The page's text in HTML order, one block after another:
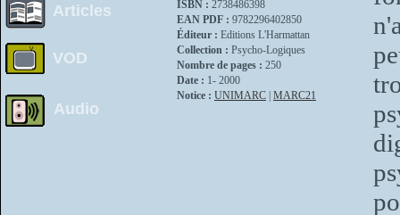
Articles
VOD
Audio
ISBN : 2738486398
EAN PDF : 9782296402850
Éditeur : Editions L'Harmattan
Collection : Psycho-Logiques
Nombre de pages : 250
Date : 1- 2000
Notice : UNIMARC MARC21